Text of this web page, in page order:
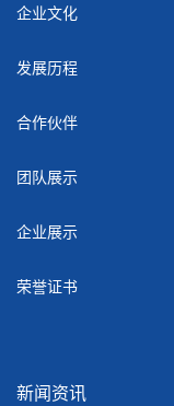
企业文化
发展历程
合作伙伴
团队展示
企业展示
荣誉证书
新闻资讯